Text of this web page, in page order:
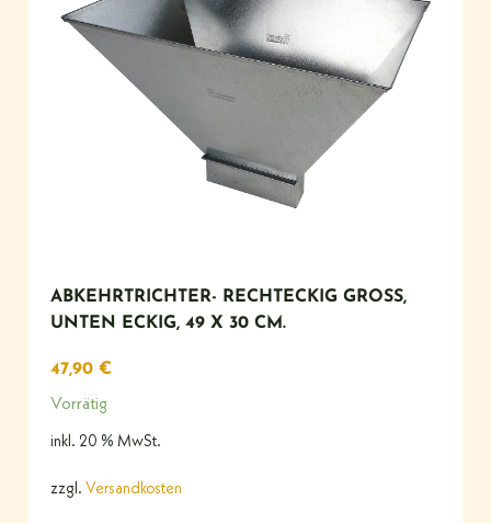
ABKEHRTRICHTER- RECHTECKIG GROSS, U
NTEN ECKIG, 49 X 30 CM.
47,90 €
Vorrätig
inkl. 20 % MwSt.
zzgl. Versandkosten